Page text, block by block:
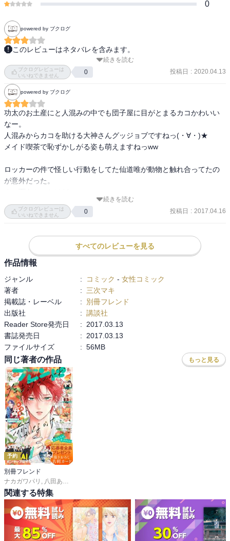
0
powered by ブクログ
このレビューはネタバレを含みます。
さぁカバーをめくってみよう！
未登場設定！
ジローに元彼がいた！？
でも、
付き合ったの３日じゃなぁ。。。
case３２・運命の修学旅行
なんで、
で、
浅草は雷門！
今はコロナで寂しい事になってると噂の街。。。
で、
なんで大神平助が居るの！？
そっちの高校も修学旅行で東京なの？！
矢口三門と永倉二郎も合流！
みんなで豊島園か？！
しかし、
遊園地初体験ってなかなかですよね。
あの親じゃ仕方がないのかな大神平助さん！
楽しんで１日目の夜抜けだして合流！
ホテルはお台場あたりか？！
そこで、
おっさんに絡まれてる風の仙道唯を発見！
すさかず大神平助が助けに入る！
仲良かったんだ！
つか、
仙道唯よ、
なんで本谷歌子の彼氏が警察官だと知ってる？！
彼氏？！
case３３・オオカミをネコに変える街
アキハバラで萌え萌えメイド喫茶！
大丈夫大神平助！
メイド喫茶のおまじないって慣れよ慣れ！
ちょっと、
隙間時間できて、
矢口三門が大神平助に聞く！
なんで、
続きを読む
ブクログレビューは
いいねできません
0 投稿日 : 2020.04.13
powered by ブクログ
功太のお土産にと人混みの中でも団子屋に目がとまるカコかわいい
なー。
人混みからカコを助ける大神さんグッジョブですねっ(・∀・)★
メイド喫茶で恥ずかしがる姿も萌えますねっww
ロッカーの件で怪しい行動をしてた仙道唯が動物と触れ合ってたの
が意外だった。
ファミレスでの大神さんとのツーショット見てたら、二人はどうい
う関係なのか、どんな関係だったのか気になりました(=ﾟωﾟ)ﾉ
続きを読む
ブクログレビューは
いいねできません
0 投稿日 : 2017.04.16
すべてのレビューを見る
作品情報
ジャンル : コミック - 女性コミック
著者
:
三次マキ
掲載誌・レーベル
:
別冊フレンド
出版社
: 講談社
Reader Store発売日
:
2017.03.13
書誌発売日
:
2017.03.13
ファイルサイズ
: 56MB
同じ著者の作品 もっと見る
予約
別冊フレンド
ナカガワパリ , 八田あかり
関連する特集